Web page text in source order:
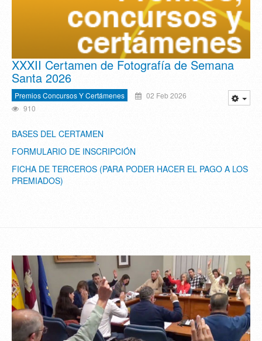
XXXII Certamen de Fotografía de Semana
Santa 2026
Premios Concursos Y Certámenes
02 Feb 2026
910
BASES DEL CERTAMEN
FORMULARIO DE INSCRIPCIÓN
FICHA DE TERCEROS (PARA PODER HACER EL PAGO A LOS
PREMIADOS)